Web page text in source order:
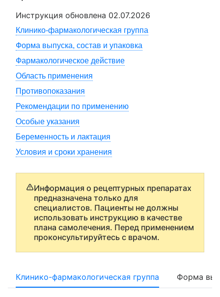
Инструкция обновлена 02.07.2026
Клинико-фармакологическая группа
Форма выпуска, состав и упаковка
Фармакологическое действие
Область применения
Противопоказания
Рекомендации по применению
Особые указания
Беременность и лактация
Условия и сроки хранения
Информация о рецептурных препаратах
предназначена только для
специалистов. Пациенты не должны
использовать инструкцию в качестве
плана самолечения. Перед применением
проконсультируйтесь с врачом.
Клинико-фармакологическая группа Форма